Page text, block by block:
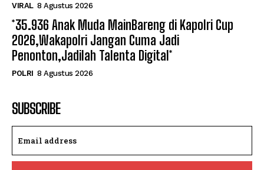
VIRAL 8 Agustus 2026
*35.936 Anak Muda MainBareng di Kapolri Cup
2026,Wakapolri Jangan Cuma Jadi
Penonton,Jadilah Talenta Digital*
POLRI 8 Agustus 2026
SUBSCRIBE